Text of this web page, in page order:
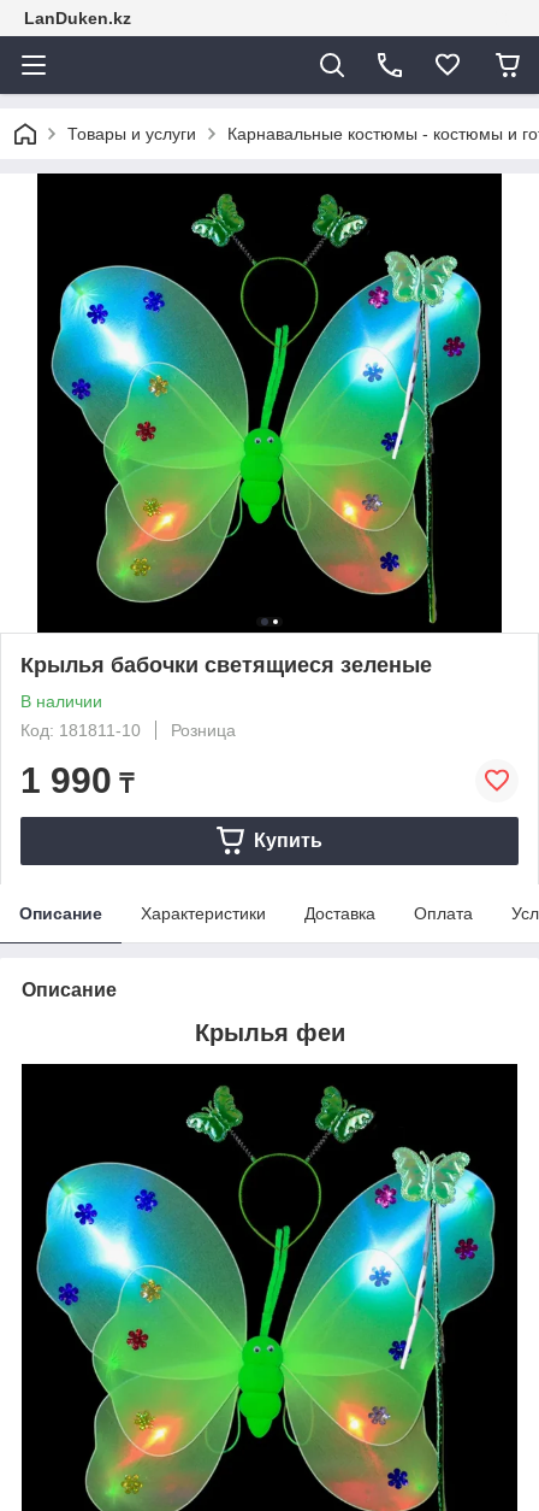
LanDuken.kz
Товары и услуги Карнавальные костюмы - костюмы и
Крылья бабочки светящиеся зеленые
В наличии
Код: 181811-10
Розница
1 990 ₸
Купить
Описание Характеристики Доставка Оплата
Описание
Крылья феи